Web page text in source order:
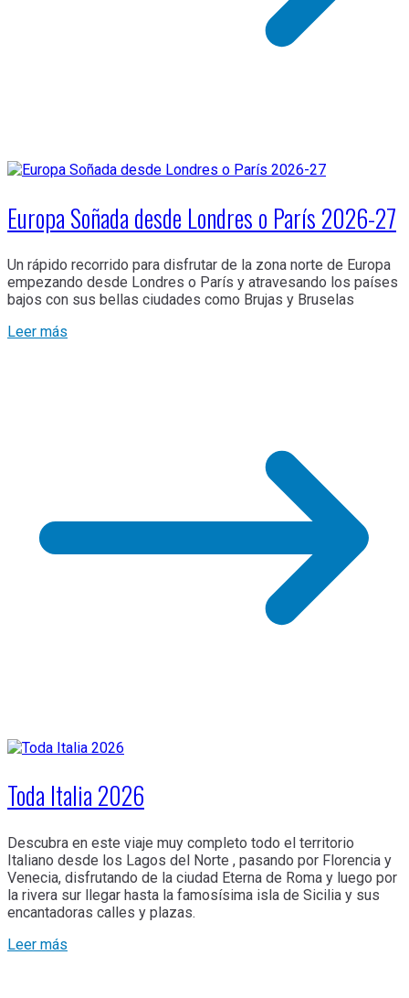
Europa Soñada desde Londres o París 2026-27
Un rápido recorrido para disfrutar de la zona norte de Europa
empezando desde Londres o París y atravesando los países
bajos con sus bellas ciudades como Brujas y Bruselas
Leer más
Toda Italia 2026
Descubra en este viaje muy completo todo el territorio
Italiano desde los Lagos del Norte , pasando por Florencia y
Venecia, disfrutando de la ciudad Eterna de Roma y luego por
la rivera sur llegar hasta la famosísima isla de Sicilia y sus
encantadoras calles y plazas.
Leer más